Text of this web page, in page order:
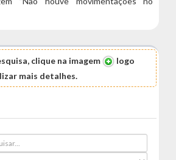
clique na imagem
logo
mais detalhes.